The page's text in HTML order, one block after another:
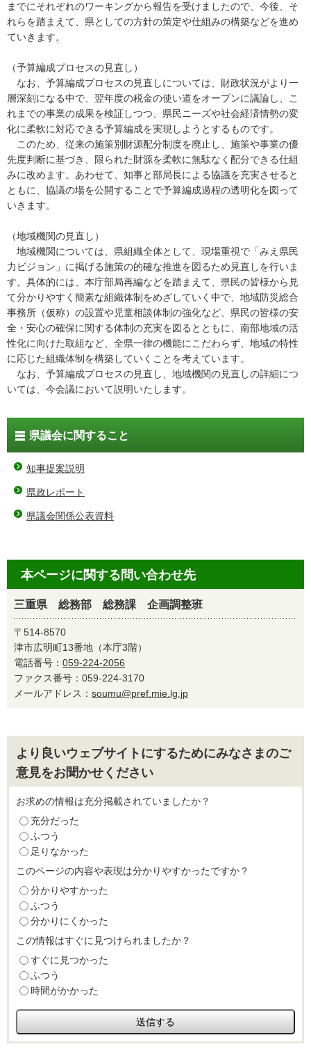
までにそれぞれのワーキングから報告を受けましたので、今後、そ
れらを踏まえて、県としての方針の策定や仕組みの構築などを進め
ていきます。
（予算編成プロセスの見直し）
なお、予算編成プロセスの見直しについては、財政状況がより一
層深刻になる中で、翌年度の税金の使い道をオープンに議論し、こ
れまでの事業の成果を検証しつつ、県民ニーズや社会経済情勢の変
化に柔軟に対応できる予算編成を実現しようとするものです。
このため、従来の施策別財源配分制度を廃止し、施策や事業の優
先度判断に基づき、限られた財源を柔軟に無駄なく配分できる仕組
みに改めます。あわせて、知事と部局長による協議を充実させると
ともに、協議の場を公開することで予算編成過程の透明化を図って
いきます。
（地域機関の見直し）
地域機関については、県組織全体として、現場重視で「みえ県民
力ビジョン」に掲げる施策の的確な推進を図るため見直しを行いま
す。具体的には、本庁部局再編などを踏まえて、県民の皆様から見
て分かりやすく簡素な組織体制をめざしていく中で、地域防災総合
事務所（仮称）の設置や児童相談体制の強化など、県民の皆様の安
全・安心の確保に関する体制の充実を図るとともに、南部地域の活
性化に向けた取組など、全県一律の機能にこだわらず、地域の特性
に応じた組織体制を構築していくことを考えています。
なお、予算編成プロセスの見直し、地域機関の見直しの詳細につ
いては、今会議において説明いたします。
県議会に関すること
知事提案説明
県政レポート
県議会関係公表資料
本ページに関する問い合わせ先
三重県 総務部 総務課 企画調整班
〒514-8570
津市広明町13番地（本庁3階）
電話番号： 059-224-2056
ファクス番号：059-224-3170
メールアドレス： soumu@pref.mie.lg.jp
より良いウェブサイトにするためにみなさまのご
意見をお聞かせください
お求めの情報は充分掲載されていましたか？
充分だった
ふつう
足りなかった
このページの内容や表現は分かりやすかったですか？
分かりやすかった
ふつう
分かりにくかった
この情報はすぐに見つけられましたか？
すぐに見つかった
ふつう
時間がかかった